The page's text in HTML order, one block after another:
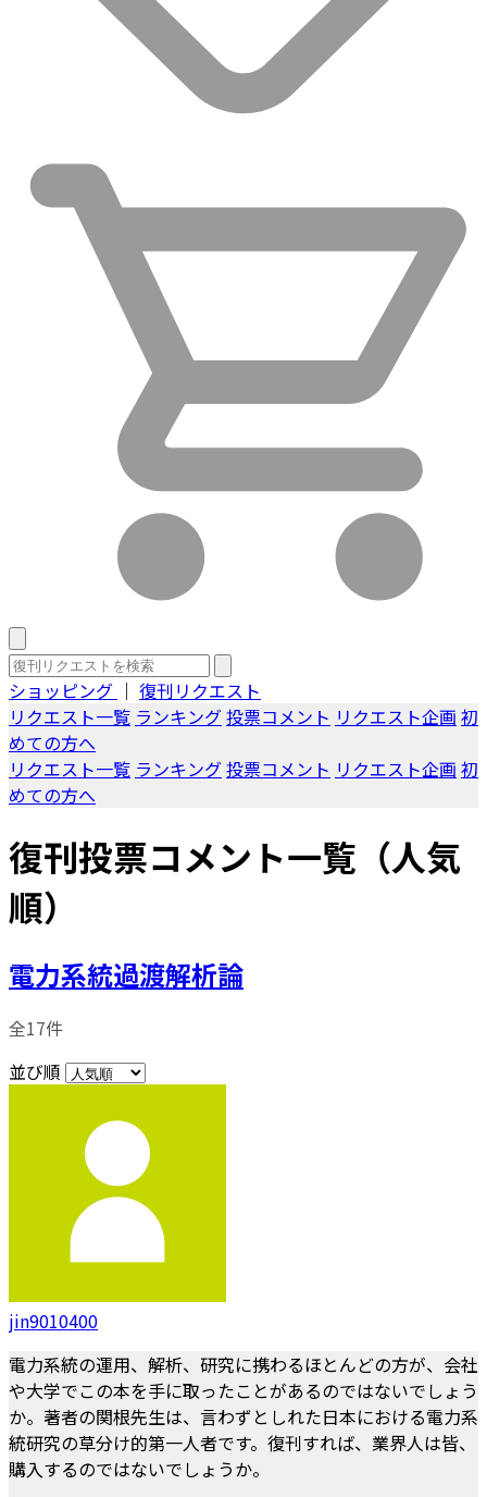
ショッピング ｜ 復刊リクエスト
リクエスト一覧 ランキング投票コメント リクエスト企画 初
めての方へ
リクエスト一覧 ランキング投票コメント リクエスト企画 初
めての方へ
復刊投票コメント一覧（人気
順）
電力系統過渡解析論
全17件
並び順
jin9010400
電力系統の運用、解析、研究に携わるほとんどの方が、会社
や大学でこの本を手に取ったことがあるのではないでしょう
か。著者の関根先生は、言わずとしれた日本における電力系
統研究の草分け的第一人者です。復刊すれば、業界人は皆、
購入するのではないでしょうか。